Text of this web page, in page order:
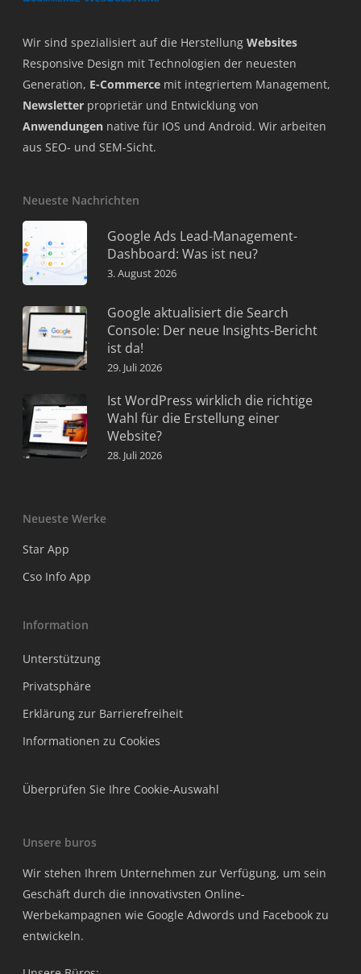
Wir sind spezialisiert auf die Herstellung Websites
Responsive Design mit Technologien der neuesten
Generation, E-Commerce mit integriertem Management,
Newsletter proprietär und Entwicklung von
Anwendungen native für IOS und Android. Wir arbeiten
aus SEO- und SEM-Sicht.
Neueste Nachrichten
Google Ads Lead-Management-
Dashboard: Was ist neu?
3. August 2026
Google aktualisiert die Search
Console: Der neue Insights-Bericht
ist da!
29. Juli 2026
Ist WordPress wirklich die richtige
Wahl für die Erstellung einer
Website?
28. Juli 2026
Neueste Werke
Star App
Cso Info App
Information
Unterstützung
Privatsphäre
Erklärung zur Barrierefreiheit
Informationen zu Cookies
Überprüfen Sie Ihre Cookie-Auswahl
Unsere buros
Wir stehen Ihrem Unternehmen zur Verfügung, um sein
Geschäft durch die innovativsten Online-
Werbekampagnen wie Google Adwords und Facebook zu
entwickeln.